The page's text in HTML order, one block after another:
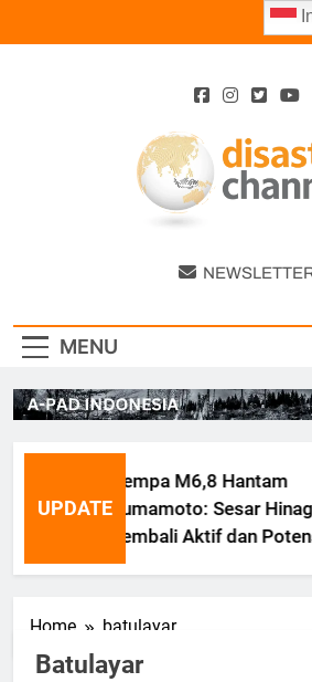
MENU
UPDATE
Gempa M6,8 Hantam
Kumamoto: Sesar Hinagu
Kembali Aktif dan Potensi
Gempa Susulan
Home batulayar
Batulayar